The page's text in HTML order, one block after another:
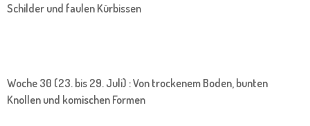
Schilder und faulen Kürbissen
Woche 30 (23. bis 29. Juli) : Von trockenem Boden, bunten
Knollen und komischen Formen